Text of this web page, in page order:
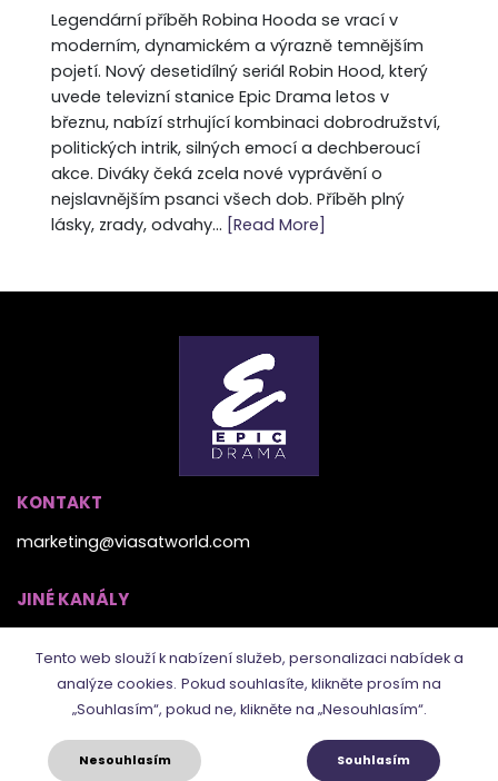
Legendární příběh Robina Hooda se vrací v
moderním, dynamickém a výrazně temnějším
pojetí. Nový desetidílný seriál Robin Hood, který
uvede televizní stanice Epic Drama letos v
březnu, nabízí strhující kombinaci dobrodružství,
politických intrik, silných emocí a dechberoucí
akce. Diváky čeká zcela nové vyprávění o
nejslavnějším psanci všech dob. Příběh plný
lásky, zrady, odvahy... [Read More]
KONTAKT
marketing@viasatworld.com
JINÉ KANÁLY
Tento web slouží k nabízení služeb, personalizaci nabídek a
analýze cookies. Pokud souhlasíte, klikněte prosím na
„Souhlasím“, pokud ne, klikněte na „Nesouhlasím“.
Nesouhlasím Souhlasím